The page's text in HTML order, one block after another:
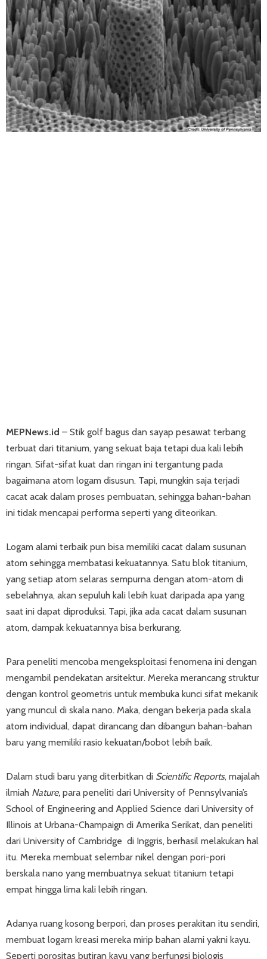
MEPNews.id – Stik golf bagus dan sayap pesawat terbang
terbuat dari titanium, yang sekuat baja tetapi dua kali lebih
ringan. Sifat-sifat kuat dan ringan ini tergantung pada
bagaimana atom logam disusun. Tapi, mungkin saja terjadi
cacat acak dalam proses pembuatan, sehingga bahan-bahan
ini tidak mencapai performa seperti yang diteorikan.
Logam alami terbaik pun bisa memiliki cacat dalam susunan
atom sehingga membatasi kekuatannya. Satu blok titanium,
yang setiap atom selaras sempurna dengan atom-atom di
sebelahnya, akan sepuluh kali lebih kuat daripada apa yang
saat ini dapat diproduksi. Tapi, jika ada cacat dalam susunan
atom, dampak kekuatannya bisa berkurang.
Para peneliti mencoba mengeksploitasi fenomena ini dengan
mengambil pendekatan arsitektur. Mereka merancang struktur
dengan kontrol geometris untuk membuka kunci sifat mekanik
yang muncul di skala nano. Maka, dengan bekerja pada skala
atom individual, dapat dirancang dan dibangun bahan-bahan
baru yang memiliki rasio kekuatan/bobot lebih baik.
Dalam studi baru yang diterbitkan di Scientific Reports, majalah
ilmiah Nature, para peneliti dari University of Pennsylvania’s
School of Engineering and Applied Science dari University of
Illinois at Urbana-Champaign di Amerika Serikat, dan peneliti
dari University of Cambridge di Inggris, berhasil melakukan hal
itu. Mereka membuat selembar nikel dengan pori-pori
berskala nano yang membuatnya sekuat titanium tetapi
empat hingga lima kali lebih ringan.
Adanya ruang kosong berpori, dan proses perakitan itu sendiri,
membuat logam kreasi mereka mirip bahan alami yakni kayu.
Seperti porositas butiran kayu yang berfungsi biologis